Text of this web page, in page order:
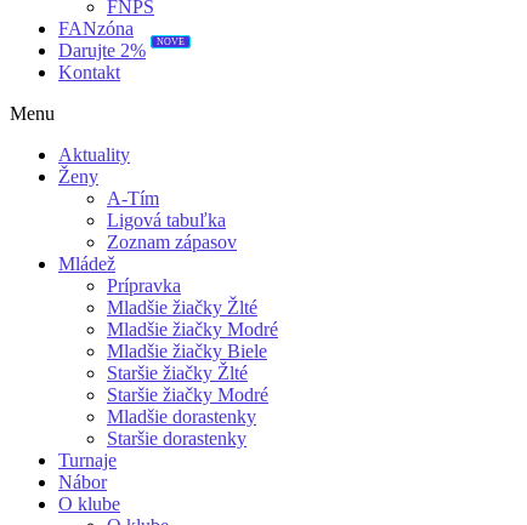
FNPŠ
FANzóna
Darujte 2%
NOVÉ
Kontakt
Menu
Aktuality
Ženy
A-Tím
Ligová tabuľka
Zoznam zápasov
Mládež
Prípravka
Mladšie žiačky Žlté
Mladšie žiačky Modré
Mladšie žiačky Biele
Staršie žiačky Žlté
Staršie žiačky Modré
Mladšie dorastenky
Staršie dorastenky
Turnaje
Nábor
O klube